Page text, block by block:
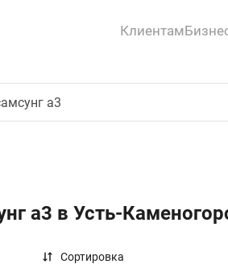
Клиентам
а3 в Усть-
Сортировка